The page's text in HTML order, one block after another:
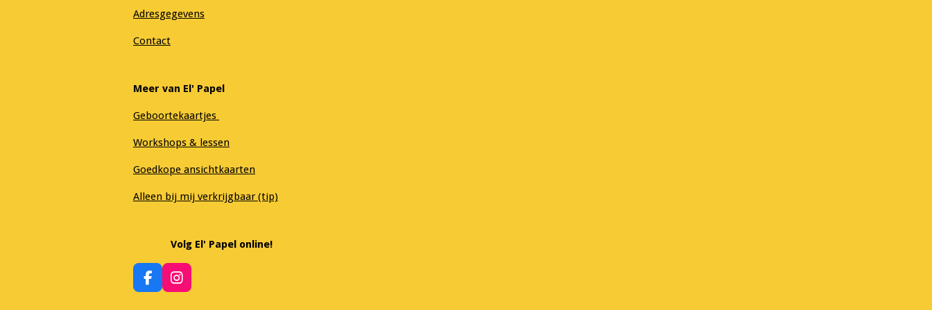
Adresgegevens
Contact
Meer van El' Papel
Geboortekaartjes
Workshops & lessen
Goedkope ansichtkaarten
Alleen bij mij verkrijgbaar (tip)
Volg El' Papel online!
F
a
I
n